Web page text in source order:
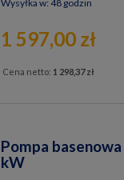
Wysyłka w: 48 godzin
1 597,00 zł
Cena netto: 1 298,37 zł
Pompa
kW